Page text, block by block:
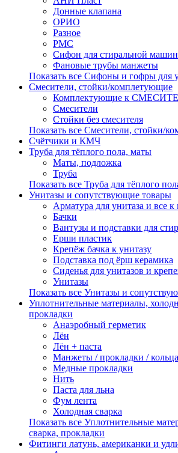
Донные клапана
ОРИО
Разное
РМС
Сифон для стиральной
Фановые трубы манжеты
Показать все Сифоны и гофры для
Смесители, стойки/комплетующие
Комплектующие к
Смесители
Стойки без смесителя
Показать все Смесители, стойки/
Счётчики и КМЧ
Труба для тёплого пола, маты
Маты, подложка
Труба
Показать все Труба для тёплого
Унитазы и сопутствующие товары
Арматура для унитаза и все
Бачки
Вантузы и подставки для
Ерши пластик
Крепёж бачка к унитазу
Подставка под ёрш керамика
Сиденья для унитазов и
Унитазы
Показать все Унитазы и
Уплотнительные материалы,
прокладки
Анаэробный герметик
Лён
Лён + паста
Манжеты / прокладки / кольца
Медные прокладки
Нить
Паста для льна
Фум лента
Холодная сварка
Показать все Уплотнительные
сварка, прокладки
Фитинги латунь, американки и